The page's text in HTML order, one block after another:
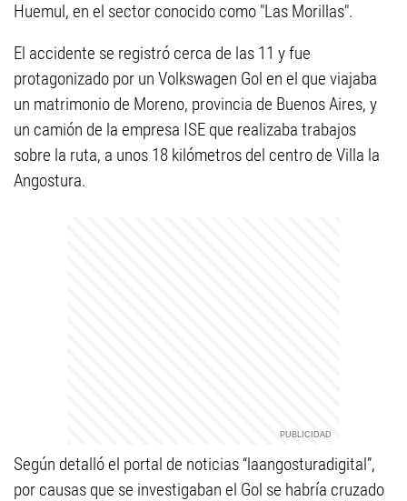
Huemul, en el sector conocido como "Las Morillas".
El accidente se registró cerca de las 11 y fue
protagonizado por un Volkswagen Gol en el que viajaba
un matrimonio de Moreno, provincia de Buenos Aires, y
un camión de la empresa ISE que realizaba trabajos
sobre la ruta, a unos 18 kilómetros del centro de Villa la
Angostura.
Según detalló el portal de noticias “laangosturadigital”,
por causas que se investigaban el Gol se habría cruzado